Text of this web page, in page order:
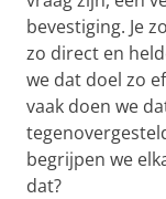
bevestiging. Je
zo direct en
we dat doel zo
vaak doen we
begrijpen we
dat?